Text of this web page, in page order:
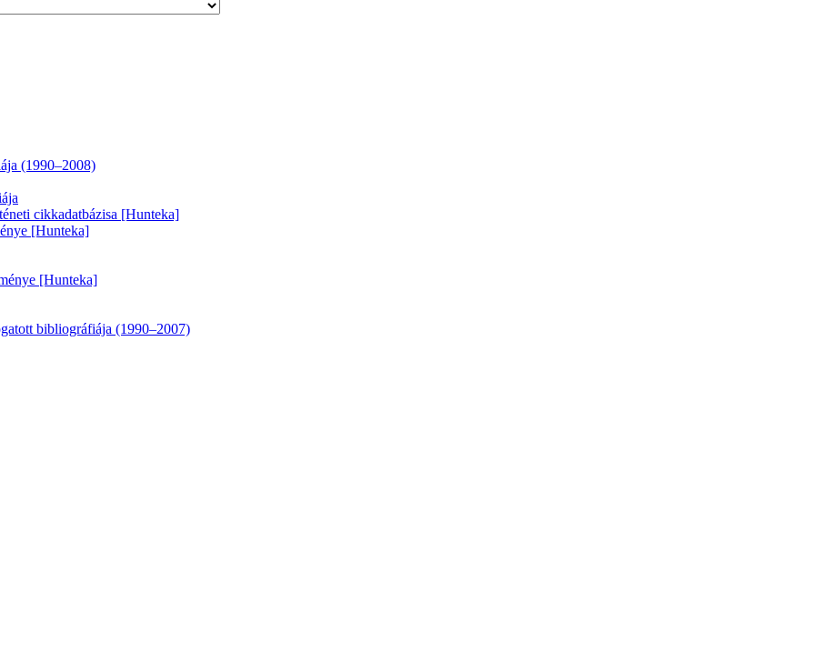
(1990–2008)
cikkadatbázisa [Hunteka]
[Hunteka]
[Hunteka]
bibliográfiája (1990–2007)